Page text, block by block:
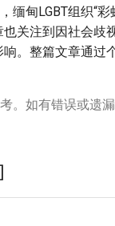
甸LGBT组织“
关注到因社会歧
。整篇文章通过
。如有错误或遗